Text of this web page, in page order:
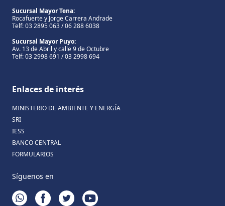
Sucursal Mayor Tena:
Rocafuerte y Jorge Carrera Andrade
Telf: 03 2895 063 / 06 288 6038
Sucursal Mayor Puyo:
Av. 13 de Abril y calle 9 de Octubre
Telf: 03 2998 691 / 03 2998 694
Enlaces de interés
MINISTERIO DE AMBIENTE Y ENERGÍA
SRI
IESS
BANCO CENTRAL
FORMULARIOS
Síguenos en
WHATSAPPFACEBOOKTWITTERYOUTUBE